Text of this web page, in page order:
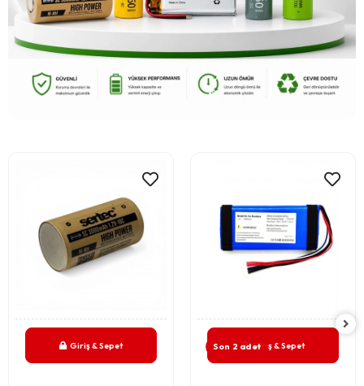
Giriş & Sepet Son 2 adetGiriş & Sepet